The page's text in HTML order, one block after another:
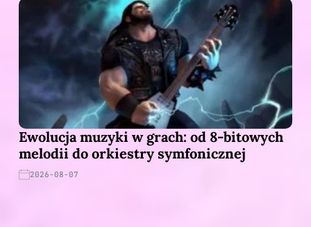
Ewolucja muzyki w grach: od 8-bitowych
melodii do orkiestry symfonicznej
2026-08-07